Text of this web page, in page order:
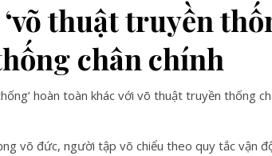
thuật truyền
chân chính
hoàn toàn khác với võ thuật truyền thống
võ đức, người tập võ chiểu theo quy tắc vận